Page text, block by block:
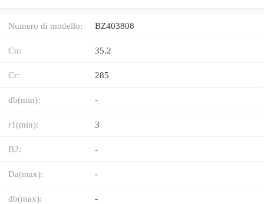
Numero di modello: BZ403808
Cu: 35.2
Cr: 285
db(min): -
r1(min): 3
B2: -
Da(max): -
db(max): -